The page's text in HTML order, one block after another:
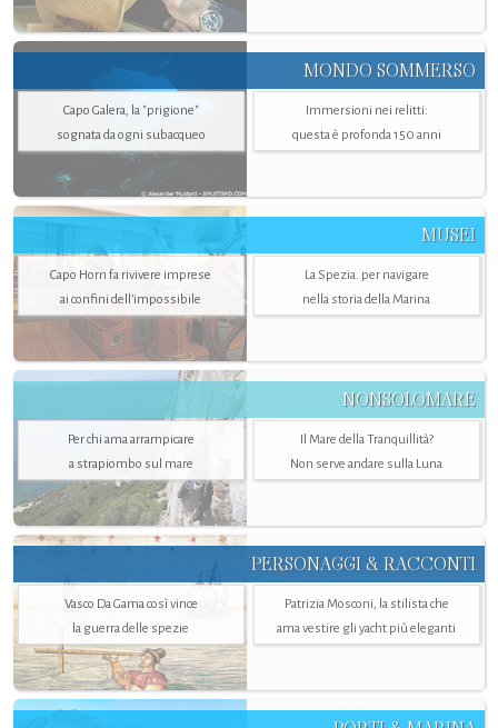
MONDO SOMMERSO
Capo Galera, la "prigione"
sognata da ogni subacqueo
Immersioni nei relitti:
questa è profonda 150 anni
MUSEI
Capo Horn fa rivivere imprese
ai confini dell’impossibile
La Spezia. per navigare
nella storia della Marina
NONSOLOMARE
Per chi ama arrampicare
a strapiombo sul mare
Il Mare della Tranquillità?
Non serve andare sulla Luna
PERSONAGGI & RACCONTI
Vasco Da Gama così vince
la guerra delle spezie
Patrizia Mosconi, la stilista che
ama vestire gli yacht più eleganti